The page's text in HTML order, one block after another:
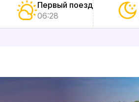
Первый поезд
06:28